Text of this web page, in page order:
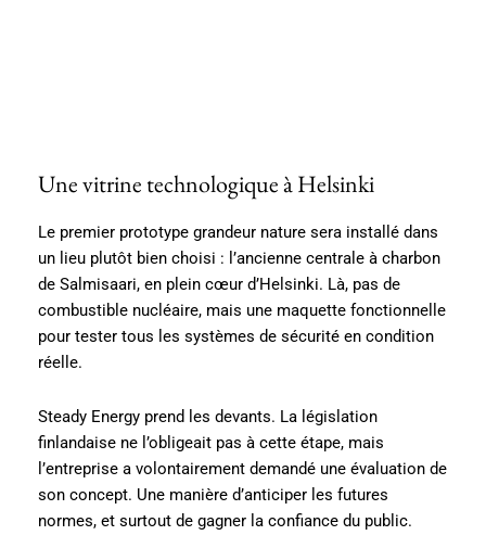
Une vitrine technologique à Helsinki
Le premier prototype grandeur nature sera installé dans
un lieu plutôt bien choisi : l’ancienne centrale à charbon
de Salmisaari, en plein cœur d’Helsinki. Là, pas de
combustible nucléaire, mais une maquette fonctionnelle
pour tester tous les systèmes de sécurité en condition
réelle.
Steady Energy prend les devants. La législation
finlandaise ne l’obligeait pas à cette étape, mais
l’entreprise a volontairement demandé une évaluation de
son concept. Une manière d’anticiper les futures
normes, et surtout de gagner la confiance du public.